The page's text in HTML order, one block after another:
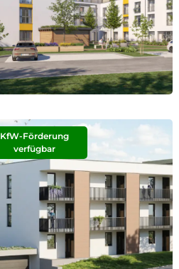
KfW-Förderung
verfügbar